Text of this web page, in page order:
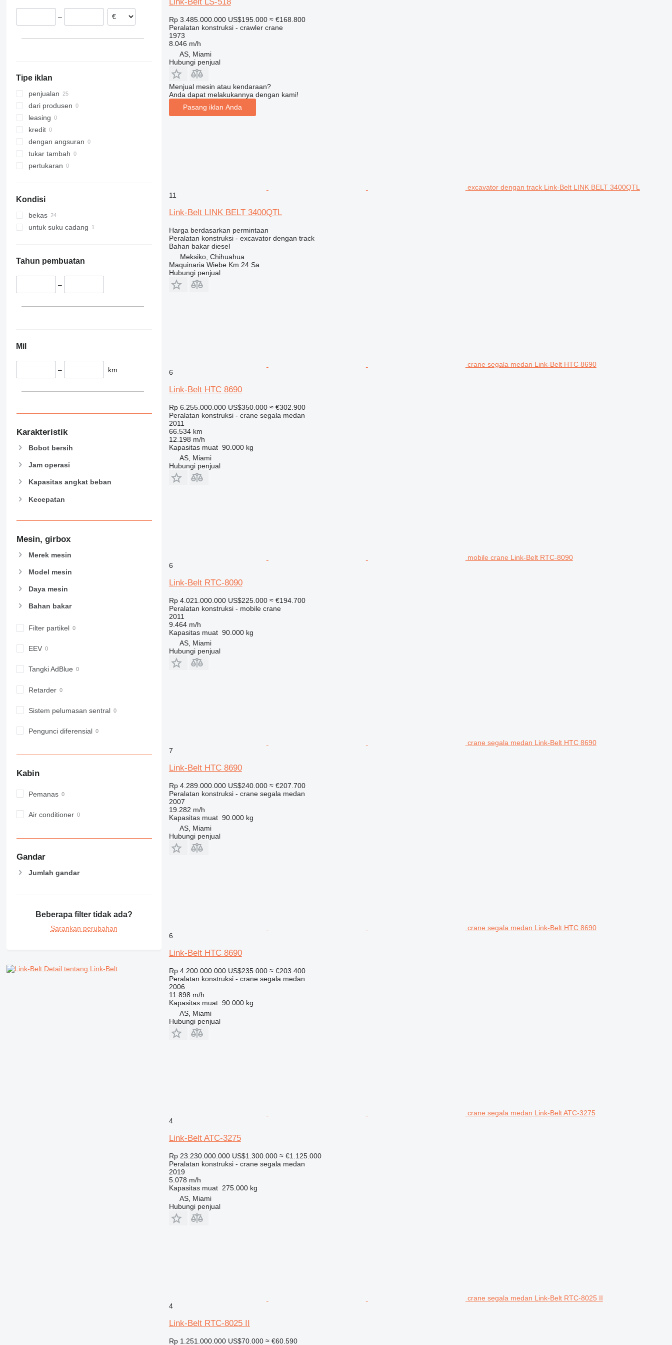
312
318
319
320
321
322
323
324
325
330
336
340
350
395
430
432
589
906
907
914
926
931
953
962
963
972
980
990
AP
CB
E-series
GC
M-series
MH
435S
8018
8025
8026
8030
8035
CT
JS
JZ
TM
VMT
Vibromax
3369
Pecolift
R-series
Toucan
SD
XP
Chile
–
Tipe iklan
penjualan
dari produsen
leasing
kredit
dengan angsuran
tukar tambah
pertukaran
Kondisi
bekas
untuk suku cadang
Tahun pembuatan
–
Mil
– km
Karakteristik
Bobot bersih
Jam operasi
Kapasitas angkat beban
Kecepatan
Mesin, girbox
Merek mesin
Model mesin
Daya mesin
Bahan bakar
Filter partikel
EEV
Tangki AdBlue
Retarder
Sistem pelumasan sentral
Pengunci diferensial
Kabin
Pemanas
Air conditioner
Gandar
Jumlah gandar
Beberapa filter tidak ada?
Sarankan perubahan
Detail tentang Link-Belt
Rp 3.485.000.000 US$195.000 ≈ €168.800
Peralatan konstruksi - crawler crane
1973
8.046 m/h
AS, Miami
Hubungi penjual
Menjual mesin atau kendaraan?
Anda dapat melakukannya dengan kami!
Pasang iklan Anda
excavator dengan track Link-Belt LINK BELT 3400QTL
11
Link-Belt LINK BELT 3400QTL
Harga berdasarkan permintaan
Peralatan konstruksi - excavator dengan track
Bahan bakar diesel
Meksiko, Chihuahua
Maquinaria Wiebe Km 24 Sa
Hubungi penjual
crane segala medan Link-Belt HTC 8690
6
Link-Belt HTC 8690
Rp 6.255.000.000 US$350.000 ≈ €302.900
Peralatan konstruksi - crane segala medan
2011
66.534 km
12.198 m/h
Kapasitas muat 90.000 kg
AS, Miami
Hubungi penjual
mobile crane Link-Belt RTC-8090
6
Link-Belt RTC-8090
Rp 4.021.000.000 US$225.000 ≈ €194.700
Peralatan konstruksi - mobile crane
2011
9.464 m/h
Kapasitas muat 90.000 kg
AS, Miami
Hubungi penjual
crane segala medan Link-Belt HTC 8690
7
Link-Belt HTC 8690
Rp 4.289.000.000 US$240.000 ≈ €207.700
Peralatan konstruksi - crane segala medan
2007
19.282 m/h
Kapasitas muat 90.000 kg
AS, Miami
Hubungi penjual
crane segala medan Link-Belt HTC 8690
6
Link-Belt HTC 8690
Rp 4.200.000.000 US$235.000 ≈ €203.400
Peralatan konstruksi - crane segala medan
2006
11.898 m/h
Kapasitas muat 90.000 kg
AS, Miami
Hubungi penjual
crane segala medan Link-Belt ATC-3275
4
Link-Belt ATC-3275
Rp 23.230.000.000 US$1.300.000 ≈ €1.125.000
Peralatan konstruksi - crane segala medan
2019
5.078 m/h
Kapasitas muat 275.000 kg
AS, Miami
Hubungi penjual
crane segala medan Link-Belt RTC-8025 II
4
Link-Belt RTC-8025 II
Rp 1.251.000.000 US$70.000 ≈ €60.590